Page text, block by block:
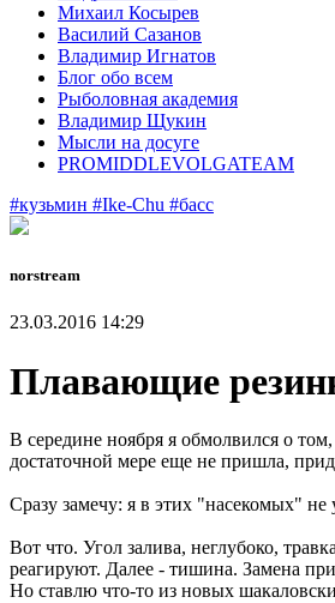
Михаил Косырев
Василий Сазанов
Владимир Игнатов
Блог обо всем
Рыболовная академия
Владимир Щукин
Мысли на досуге
PROMIDDLEVOLGATEAM
#кузьмин #Ike-Chu #басс
norstream
23.03.2016 14:29
Плавающие
В середине ноября я обмолвился о
достаточной мере еще не пришла,
Сразу замечу: я в этих "насекомых"
Вот что. Угол залива, неглубоко,
реагируют. Далее - тишина. Замена
Но ставлю что-то из новых